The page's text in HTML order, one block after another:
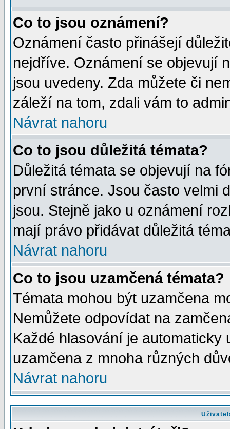
Co to jsou oznámení?
Oznámení často přinášejí
nejdříve. Oznámení se objevují
jsou uvedeny. Zda můžete či
záleží na tom, zdali vám to
Návrat nahoru
Co to jsou důležitá témata?
Důležitá témata se objevují na
první stránce. Jsou často velmi
jsou. Stejně jako u oznámení
mají právo přidávat důležitá
Návrat nahoru
Co to jsou uzamčená témata?
Témata mohou být uzamčena
Nemůžete odpovídat na
Každé hlasování je automaticky
uzamčena z mnoha různých
Návrat nahoru